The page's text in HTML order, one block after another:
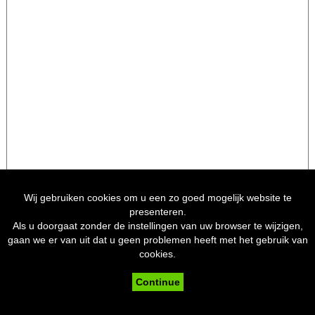
Wij gebruiken cookies om u een zo goed mogelijk website te
presenteren.
Als u doorgaat zonder de instellingen van uw browser te wijzigen,
gaan we er van uit dat u geen problemen heeft met het gebruik van
cookies.
Continue
Like en deel onze website
Copyright © 2015 by
Bocholtzerheide 1891" all rights reserved